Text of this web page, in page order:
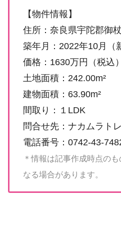
【物件情報】
住所：奈良県宇陀郡御
築年月：2022年10月（
価格：1630万円（税込）
土地面積：242.00m²
建物面積：63.90m²
間取り：１LDK
問合せ先：ナカムラト
電話番号：0742-43-
＊情報は記事作成時点の
なる場合があります。